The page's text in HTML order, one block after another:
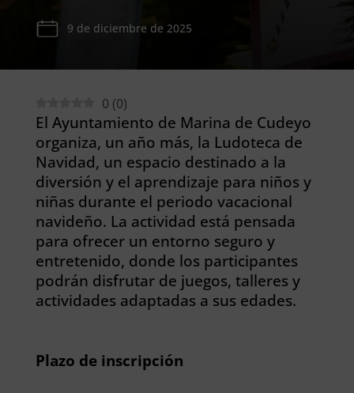
9 de diciembre de 2025
0 (0)
El Ayuntamiento de Marina de Cudeyo
organiza, un año más, la Ludoteca de
Navidad, un espacio destinado a la
diversión y el aprendizaje para niños y
niñas durante el periodo vacacional
navideño. La actividad está pensada
para ofrecer un entorno seguro y
entretenido, donde los participantes
podrán disfrutar de juegos, talleres y
actividades adaptadas a sus edades.
Plazo de inscripción